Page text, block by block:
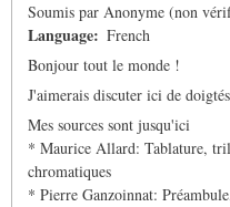
Soumis par Anonyme (non
Language
French
Bonjour tout le monde !
J'aimerais discuter ici de
Mes sources sont jusqu'ici
* Maurice Allard: Tablature,
chromatiques
* Pierre Ganzoinnat: